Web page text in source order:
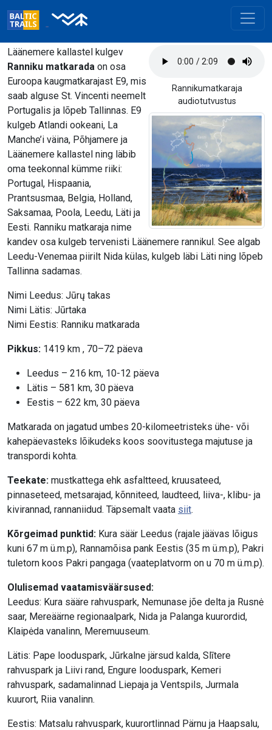
Rannikumatkaraja
audiotutvustus
Läänemere kallastel kulgev
Ranniku matkarada on osa
Euroopa kaugmatkarajast E9, mis
saab alguse St. Vincenti neemelt
Portugalis ja lõpeb Tallinnas. E9
kulgeb Atlandi ookeani, La
Manche’i väina, Põhjamere ja
Läänemere kallastel ning läbib
oma teekonnal kümme riiki:
Portugal, Hispaania,
Prantsusmaa, Belgia, Holland,
Saksamaa, Poola, Leedu, Läti ja
Eesti. Ranniku matkaraja nime
kandev osa kulgeb tervenisti Läänemere rannikul. See algab
Leedu-Venemaa piirilt Nida külas, kulgeb läbi Läti ning lõpeb
Tallinna sadamas.
Nimi Leedus: Jūrų takas
Nimi Lätis: Jūrtaka
Nimi Eestis: Ranniku matkarada
Pikkus: 1419 km , 70–72 päeva
Leedus – 216 km, 10-12 päeva
Lätis – 581 km, 30 päeva
Eestis – 622 km, 30 päeva
Matkarada on jagatud umbes 20-kilomeetristeks ühe- või
kahepäevasteks lõikudeks koos soovitustega majutuse ja
transpordi kohta.
Teekate: mustkattega ehk asfaltteed, kruusateed,
pinnaseteed, metsarajad, kõnniteed, laudteed, liiva-, klibu- ja
kivirannad, rannaniidud. Täpsemalt vaata siit.
Kõrgeimad punktid: Kura säär Leedus (rajale jäävas lõigus
kuni 67 m ü.m.p), Rannamõisa pank Eestis (35 m ü.m.p), Pakri
tuletorn koos Pakri pangaga (vaateplatvorm on u 70 m ü.m.p).
Olulisemad vaatamisväärsused:
Leedus: Kura sääre rahvuspark, Nemunase jõe delta ja Rusnė
saar, Mereäärne regionaalpark, Nida ja Palanga kuurordid,
Klaipėda vanalinn, Meremuuseum.
Lätis: Pape looduspark, Jūrkalne järsud kalda, Slītere
rahvuspark ja Liivi rand, Engure looduspark, Kemeri
rahvuspark, sadamalinnad Liepaja ja Ventspils, Jurmala
kuurort, Riia vanalinn.
Eestis: Matsalu rahvuspark, kuurortlinnad Pärnu ja Haapsalu,